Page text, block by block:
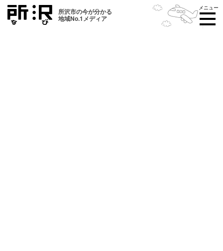
所沢市の今が分かる
地域No.1メディア
メニュー